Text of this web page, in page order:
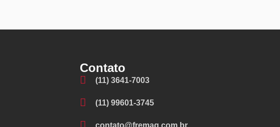
Contato
(11) 3641-7003
(11) 99601-3745
contato@fremaq.com.br